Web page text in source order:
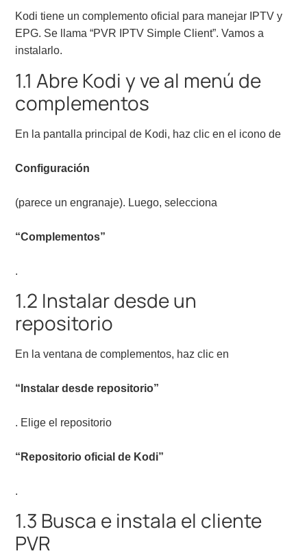
Kodi tiene un complemento oficial para manejar IPTV y
EPG. Se llama “PVR IPTV Simple Client”. Vamos a
instalarlo.
1.1 Abre Kodi y ve al menú de
complementos
En la pantalla principal de Kodi, haz clic en el icono de
Configuración
(parece un engranaje). Luego, selecciona
“Complementos”
.
1.2 Instalar desde un
repositorio
En la ventana de complementos, haz clic en
“Instalar desde repositorio”
. Elige el repositorio
“Repositorio oficial de Kodi”
.
1.3 Busca e instala el cliente
PVR